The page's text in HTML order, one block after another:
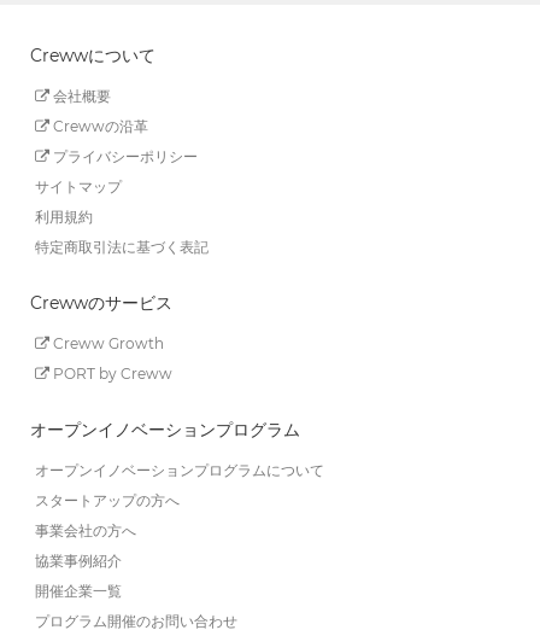
Crewwについて
会社概要
Crewwの沿革
プライバシーポリシー
サイトマップ
利用規約
特定商取引法に基づく表記
Crewwのサービス
Creww Growth
PORT by Creww
オープンイノベーションプログラム
オープンイノベーションプログラムについて
スタートアップの方へ
事業会社の方へ
協業事例紹介
開催企業一覧
プログラム開催のお問い合わせ